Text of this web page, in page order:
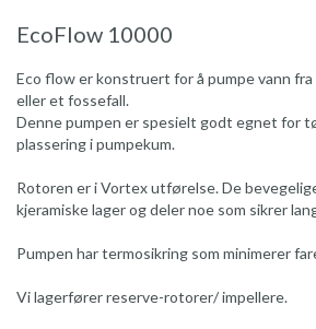
EcoFlow 10000
Eco flow er konstruert for å pumpe vann
eller et fossefall.
Denne pumpen er spesielt godt egnet for
plassering i pumpekum.
Rotoren er i Vortex utførelse. De
kjeramiske lager og deler noe som sikrer
Pumpen har termosikring som minimerer
Vi lagerfører reserve-rotorer/ impellere.